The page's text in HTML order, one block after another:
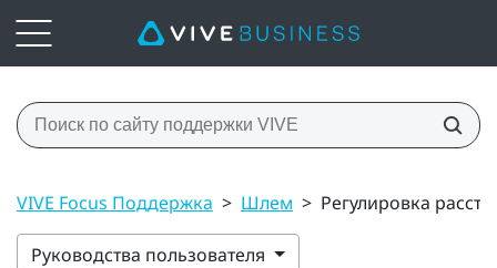
VIVE Focus Поддержка > Шлем > Регулировка
Руководства пользователя